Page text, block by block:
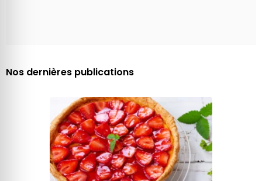
Nos dernières publications